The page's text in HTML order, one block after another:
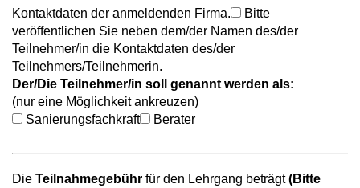
Kontaktdaten der anmeldenden Firma.
Bitte
veröffentlichen Sie neben dem/der Namen des/der
Teilnehmer/in die Kontaktdaten des/der
Teilnehmers/Teilnehmerin.
Der/Die Teilnehmer/in soll genannt werden als:
(nur eine Möglichkeit ankreuzen)
Sanierungsfachkraft
Berater
Die Teilnahmegebühr für den Lehrgang beträgt(Bitte